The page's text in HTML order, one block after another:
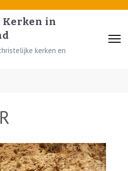
Kerken in
kerken en